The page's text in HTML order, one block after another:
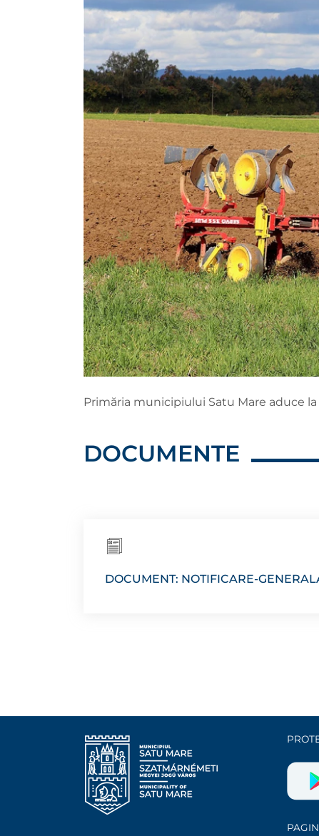
Primăria municipiului Satu Mare aduce
DOCUMENTE
DOCUMENT: NOTIFICARE-